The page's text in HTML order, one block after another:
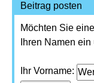
Beitrag posten
Möchten Sie
Ihren Namen
Ihr Vorname: